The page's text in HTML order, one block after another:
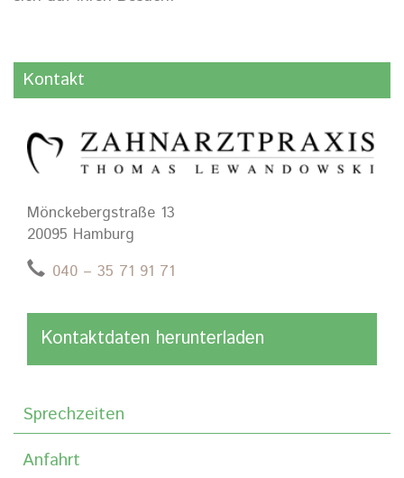
Kontakt
Mönckebergstraße 13
20095 Hamburg
040 – 35 71 91 71
Kontaktdaten herunterladen
Sprechzeiten
Anfahrt